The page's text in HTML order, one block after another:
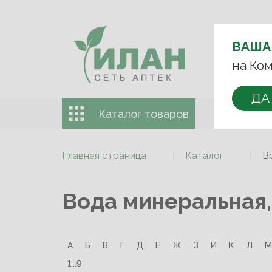
ВЫБЕРИТЕ
ВАША
на
ДА
+7
Каталог товаров Доставка
Главная страница Каталог
Вода
А Б В Г Д Е Ж З И К Л М
1...9